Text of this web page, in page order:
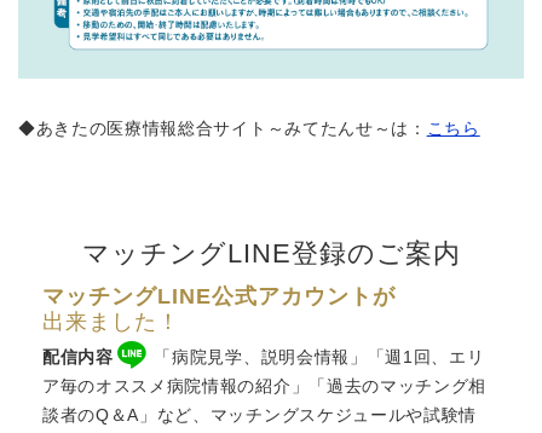
◆あきたの医療情報総合サイト～みてたんせ～は： こちら
マッチングLINE登録のご案内
マッチングLINE公式アカウントが
出来ました！
配信内容
「病院見学、説明会情報」「週1回、エリ
ア毎のオススメ病院情報の紹介」「過去のマッチング相
談者のQ＆A」など、 マッチングスケジュールや試験情